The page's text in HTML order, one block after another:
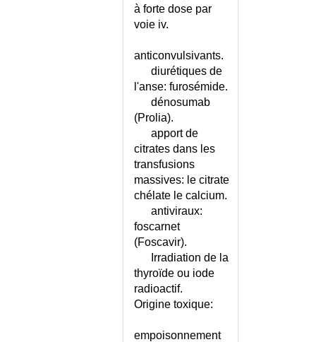
MEDICAMENTEUSES
INTERROGATOIRE DE LA
INTERRUPTION MEDICALE DE
INTERRUPTION VOLONTAIRE
INTESTIN IRRITABLE -
INTOLERANCE AU FRUCTOSE
INTOLERANCE AU LACTOSE
INTOLERANCE AU LACTOSE
OU AUX PROTEINES DU LAIT ?
à forte dose par
voie iv.
anticonvulsivants.
diurétiques de
l'anse: furosémide.
dénosumab
(Prolia).
apport de
citrates dans les
transfusions
massives: le citrate
chélate le calcium.
antiviraux:
foscarnet
(Foscavir).
Irradiation de la
thyroïde ou iode
radioactif.
Origine toxique:
empoisonnement